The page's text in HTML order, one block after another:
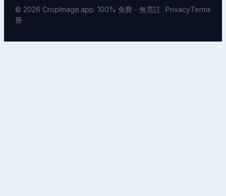
© 2026 CropImage.app. 100% 免費 - 無需註
冊
PrivacyTerms